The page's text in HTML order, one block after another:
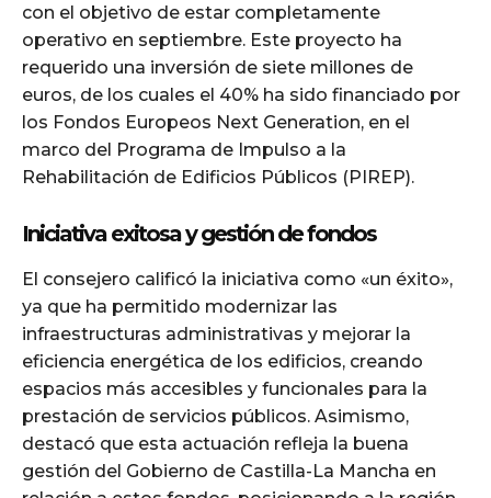
con el objetivo de estar completamente
operativo en septiembre. Este proyecto ha
requerido una inversión de siete millones de
euros, de los cuales el 40% ha sido financiado por
los Fondos Europeos Next Generation, en el
marco del Programa de Impulso a la
Rehabilitación de Edificios Públicos (PIREP).
Iniciativa exitosa y gestión de fondos
El consejero calificó la iniciativa como «un éxito»,
ya que ha permitido modernizar las
infraestructuras administrativas y mejorar la
eficiencia energética de los edificios, creando
espacios más accesibles y funcionales para la
prestación de servicios públicos. Asimismo,
destacó que esta actuación refleja la buena
gestión del Gobierno de Castilla-La Mancha en